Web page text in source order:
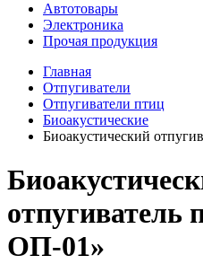
Автотовары
Электроника
Прочая продукция
Главная
Отпугиватели
Отпугиватели птиц
Биоакустические
Биоакустический
отпугиватель
ОП-01»